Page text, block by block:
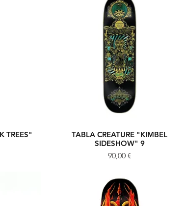
TREES"
Vista rápida
TABLA CREATURE "KIMBEL
SIDESHOW" 9
Precio
90,00 €